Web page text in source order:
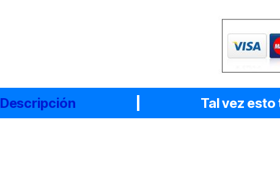
Descripción Tal vez